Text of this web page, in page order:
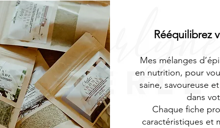
Rééquilibrez
Mes mélanges
en nutrition, pour
saine, savoureuse
dans
Chaque fiche
caractéristiques et